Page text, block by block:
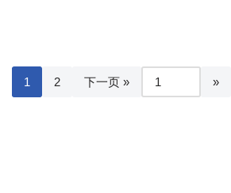
1 2 下一页 »